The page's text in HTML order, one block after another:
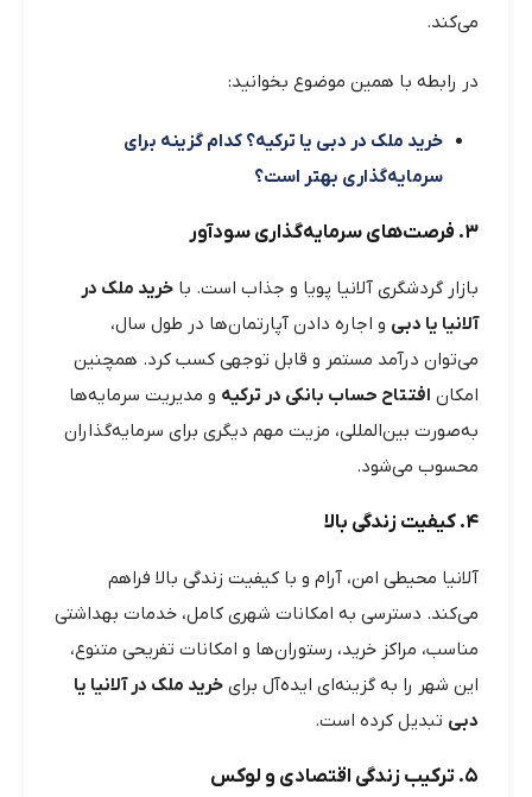
می‌کند.
در رابطه با همین موضوع بخوانید:
خرید ملک در دبی یا ترکیه؟ کدام گزینه برای
سرمایه‌گذاری بهتر است؟
۳. فرصت‌های سرمایه‌گذاری سودآور
بازار گردشگری آلانیا پویا و جذاب است. با خرید ملک در
آلانیا یا دبی و اجاره دادن آپارتمان‌ها در طول سال،
می‌توان درآمد مستمر و قابل توجهی کسب کرد. همچنین
امکان افتتاح حساب بانکی در ترکیه و مدیریت سرمایه‌ها
به‌صورت بین‌المللی، مزیت مهم دیگری برای سرمایه‌گذاران
محسوب می‌شود.
۴. کیفیت زندگی بالا
آلانیا محیطی امن، آرام و با کیفیت زندگی بالا فراهم
می‌کند. دسترسی به امکانات شهری کامل، خدمات بهداشتی
مناسب، مراکز خرید، رستوران‌ها و امکانات تفریحی متنوع،
این شهر را به گزینه‌ای ایده‌آل برای خرید ملک در آلانیا یا
دبی تبدیل کرده است.
۵. ترکیب زندگی اقتصادی و لوکس